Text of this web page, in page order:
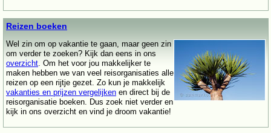
Reizen boeken
Wel zin om op vakantie te gaan, maar geen zin
om verder te zoeken? Kijk dan eens in ons
overzicht. Om het voor jou makkelijker te
maken hebben we van veel reisorganisaties alle
reizen op een rijtje gezet. Zo kun je makkelijk
vakanties en prijzen vergelijken en direct bij de
reisorganisatie boeken. Dus zoek niet verder en
kijk in ons overzicht en vind je droom vakantie!